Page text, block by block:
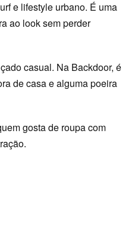
e lifestyle urbano. É uma
ao look sem perder
casual. Na Backdoor, é
de casa e alguma poeira
gosta de roupa com